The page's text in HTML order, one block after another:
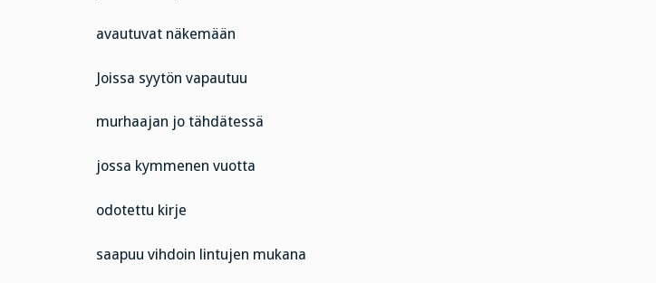
avautuvat näkemään
Joissa syytön vapautuu
murhaajan jo tähdätessä
jossa kymmenen vuotta
odotettu kirje
saapuu vihdoin lintujen mukana